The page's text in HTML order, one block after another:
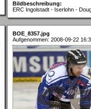
Bildbeschreibung:
ERC Ingolstadt - Iserlohn -
BOE_8357.jpg
Aufgenommen: 2008-09-22